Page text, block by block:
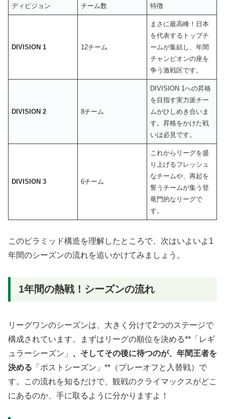
ディビジョン チーム数 特徴
DIVISION 1 12チーム
まさに最高峰！日本
を代表するトップチ
ームが集結し、年間
チャンピオンの座を
争う激戦区です。
DIVISION 2 8チーム
DIVISION 1への昇格
を目指す実力派チー
ムがひしめき合いま
す。昇格をかけた戦
いは必見です。
DIVISION 3 6チーム
これからリーグを盛
り上げるフレッシュ
なチームや、再起を
誓うチームが集う登
竜門的なリーグで
す。
このピラミッド構造を理解したところで、次はいよいよ1
年間のシーズンの流れを追いかけてみましょう。
1年間の熱戦！シーズンの流れ
リーグワンのシーズンは、大きく分けて2つのステージで
構成されています。まずはリーグの順位を決める**「レギ
ュラーシーズン」 、そしてその後に待つのが、年間王者を
決める 「ポストシーズン」**（プレーオフと入替戦）で
す。この流れを知るだけで、観戦のクライマックスがどこ
にあるのか、手に取るように分かりますよ！